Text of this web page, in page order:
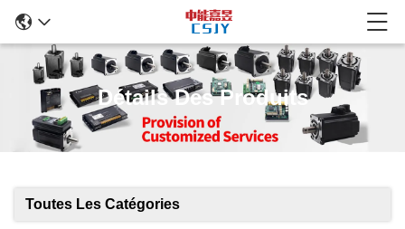
Détails Des Produits
Toutes Les Catégories